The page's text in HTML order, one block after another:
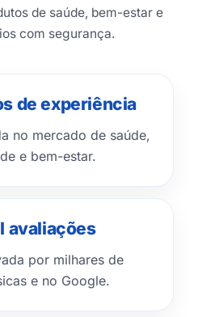
de saúde, bem-estar e
com segurança.
de experiência
no mercado de saúde,
e bem-estar.
avaliações
por milhares de
e no Google.